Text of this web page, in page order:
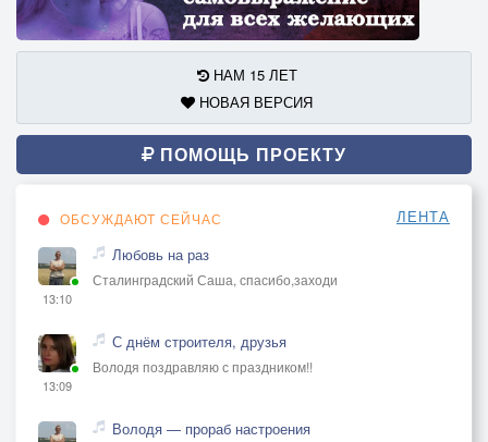
НАМ 15 ЛЕТ
НОВАЯ ВЕРСИЯ
ПОМОЩЬ ПРОЕКТУ
ОБСУЖДАЮТ СЕЙЧАС ЛЕНТА
13:10
Любовь на раз
Сталинградский Саша, спасибо,заходи
13:09
С днём строителя, друзья
Володя поздравляю с праздником!!
Володя — прораб настроения